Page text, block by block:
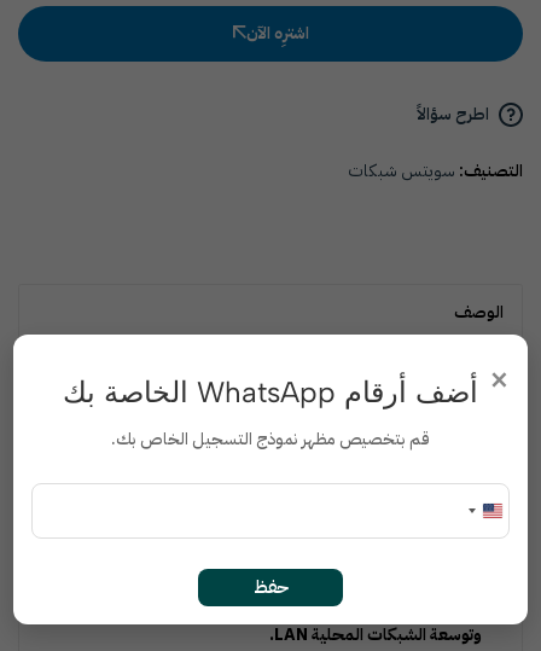
اشترِه الآن
اطرح سؤالاً
التصنيف: سويتس شبكات
الوصف
5 منافذ Fast Ethernet: تدعم سرعات 10/100 ميجابت/ث مع
تركيب مباشر (Plug & Play): لا يحتاج إلى إعدادات – توصيل
موفر للطاقة: تقنية توفير الطاقة تقلل الاستهلاك حتى 70%.
استخدامات متعددة: مثالي للمكاتب المنزلية، الشركات الصغيرة،
وتوسعة الشبكات المحلية LAN.
× أضف أرقام WhatsApp الخاصة بك
قم بتخصيص مظهر نموذج التسجيل الخاص بك.
حفظ